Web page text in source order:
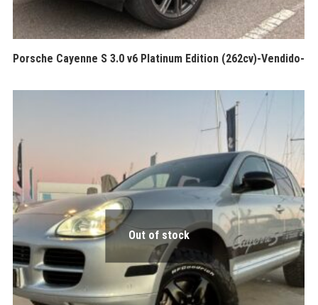
Porsche Cayenne S 3.0 v6 Platinum Edition (262cv)-Vendido-
Out of stock